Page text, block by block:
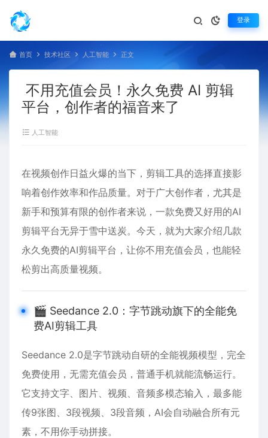
登录
首页 技术社区 人工智能 正文
不用充值会员！永久免费 AI 剪辑
平台，创作者的福音来了
人工智能
在视频创作日益火爆的当下，剪辑工具的选择直接影
响着创作效率和作品质量。对于广大创作者，尤其是
新手和预算有限的创作者来说，一款免费又好用的AI
剪辑平台无异于雪中送炭。今天，就为大家介绍几款
永久免费的AI剪辑平台，让你不用充值会员，也能轻
松剪出高质量视频。
🎬 Seedance 2.0：字节跳动旗下的全能免
费AI剪辑工具
Seedance 2.0是字节跳动自研的全能视频模型，完全
免费使用，无需充值会员，普通手机就能流畅运行。
它支持文字、图片、视频、音频多模态输入，最多能
传9张图、3段视频、3段音频，AI会自动融合所有元
素，不用你手动拼接。